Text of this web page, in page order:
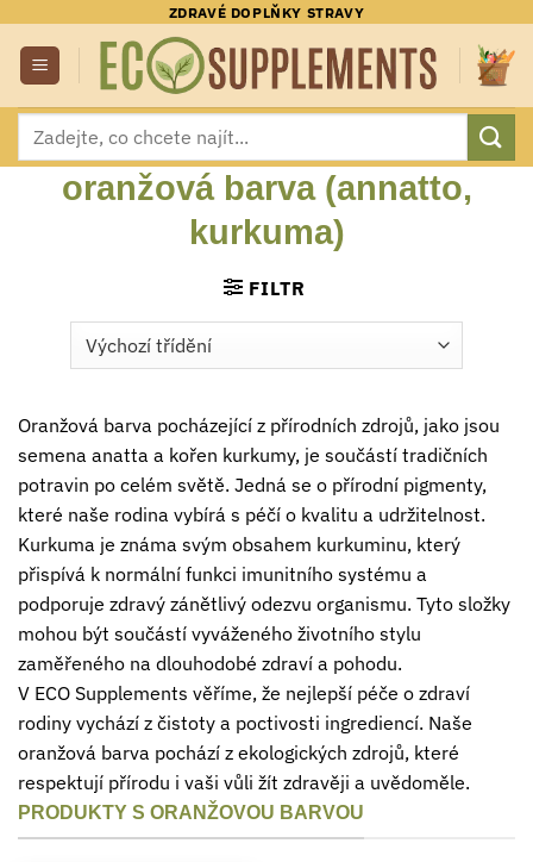
obsah
ZDRAVÉ DOPLŇKY STRAVY
Hledat:
oranžová barva (annatto,
kurkuma)
FILTR
Oranžová barva pocházející z přírodních zdrojů, jako jsou
semena anatta a kořen kurkumy, je součástí tradičních
potravin po celém světě. Jedná se o přírodní pigmenty,
které naše rodina vybírá s péčí o kvalitu a udržitelnost.
Kurkuma je známa svým obsahem kurkuminu, který
přispívá k normální funkci imunitního systému a
podporuje zdravý zánětlivý odezvu organismu. Tyto složky
mohou být součástí vyváženého životního stylu
zaměřeného na dlouhodobé zdraví a pohodu.
V ECO Supplements věříme, že nejlepší péče o zdraví
rodiny vychází z čistoty a poctivosti ingrediencí. Naše
oranžová barva pochází z ekologických zdrojů, které
respektují přírodu i vaši vůli žít zdravěji a uvědoměle.
PRODUKTY S ORANŽOVOU BARVOU